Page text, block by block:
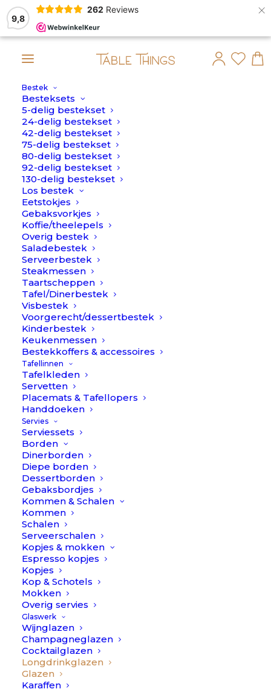
9,8
262 Reviews ×
Bestek
Besteksets
5-delig bestekset
24-delig bestekset
42-delig bestekset
75-delig bestekset
80-delig bestekset
92-delig bestekset
130-delig bestekset
Los bestek
Eetstokjes
Gebaksvorkjes
Koffie/theelepels
Overig bestek
Saladebestek
Serveerbestek
Steakmessen
Taartscheppen
Tafel/Dinerbestek
Visbestek
Voorgerecht/dessertbestek
Kinderbestek
Keukenmessen
Bestekkoffers & accessoires
Tafellinnen
Tafelkleden
Servetten
Placemats & Tafellopers
Handdoeken
Servies
Serviessets
Borden
Dinerborden
Diepe borden
Dessertborden
Gebaksbordjes
Kommen & Schalen
Kommen
Schalen
Serveerschalen
Kopjes & mokken
Espresso kopjes
Kopjes
Kop & Schotels
Mokken
Overig servies
Glaswerk
Wijnglazen
Champagneglazen
Cocktailglazen
Longdrinkglazen
Glazen
Karaffen
10 Augustus verstuurd.
AANBIEDING!
Stripes Ella – Longdrink
glas (set van 4)
Item
Helemaal te gek, deze grote inhoud longdrinkglazen zijn
prachtig geribbeld & gemaakt van duurzaam
borosilicaatglas – dun maar sterk!
Serveer de lekkerste cocktails, mocktails of extra large
coffees in deze mooie glazen.
7,0×5,6×14,0cm & 400ml inhoud
Set van 4 glazen.
Stripes
Glaswerk
geribbeld
aantal
TOEVOEGEN AAN WINKELWAGEN